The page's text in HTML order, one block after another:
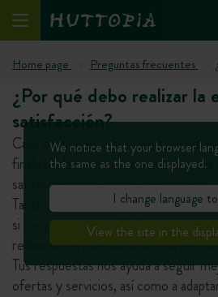
Home page Preguntas frecuentes
¿Por qué debo realizar la
satisfacción?
Cada opinión es valiosa para
finalizada la estancia, te enviamos una
satisfacción por correo electrónico.
Tanto si la estancia ha satisfecho
si has encontrado dificultades, no
realizando el cuestionario. Los
Tus respuestas nos ayuda a seguir
ofertas y servicios, así como a
We notice that your browser
the same as the one displayed.
I change language
View the site in the